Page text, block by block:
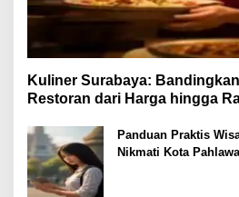
Kuliner Surabaya:
Restoran dari Harga hingga
Panduan Praktis
Nikmati Kota